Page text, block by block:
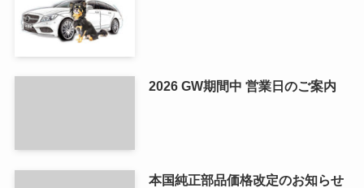
2026 GW期間中 営業日のご案内
本国純正部品価格改定のお知らせ